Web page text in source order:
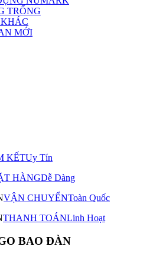
TRỐNG
MỚI
KẾTUy Tín
HÀNGDễ Dàng
VẬN CHUYỂNToàn Quốc
THANH TOÁNLinh Hoạt
BAO ĐÀN